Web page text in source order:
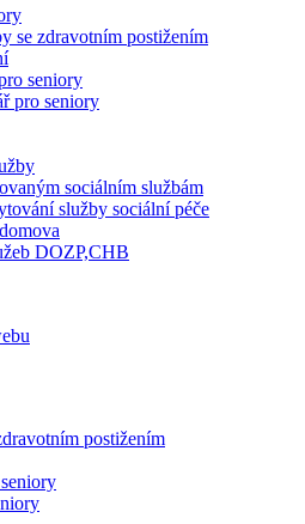
se zdravotním postižením
seniory
pro seniory
sociálním službám
služby sociální péče
DOZP,CHB
postižením